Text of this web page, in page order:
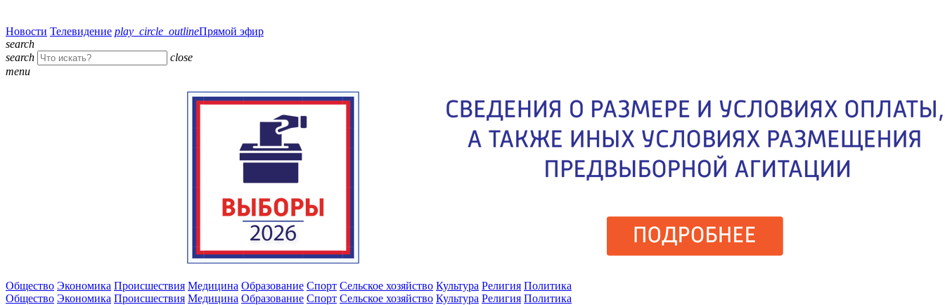
Новости Телевидение play_circle_outlineПрямой эфир
search
search
close
menu
Общество Экономика Происшествия Медицина Образование Спорт Сельское хозяйство Культура Религия Политика
Общество Экономика Происшествия Медицина Образование Спорт Сельское хозяйство Культура Религия Политика